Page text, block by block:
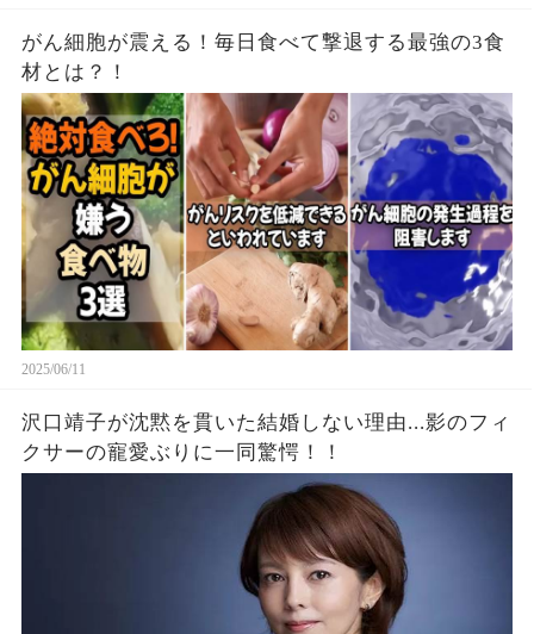
がん細胞が震える！毎日食べて撃退する最強の3食
材とは？！
2025/06/11
沢口靖子が沈黙を貫いた結婚しない理由...影のフィ
クサーの寵愛ぶりに一同驚愕！！